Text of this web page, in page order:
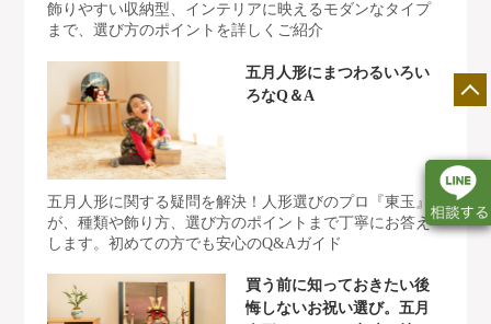
飾りやすい収納型、インテリアに映えるモダンなタイプ
まで、選び方のポイントを詳しくご紹介
五月人形にまつわるいろい
ろなQ＆A
五月人形に関する疑問を解決！人形選びのプロ『東玉』
が、種類や飾り方、選び方のポイントまで丁寧にお答え
します。初めての方でも安心のQ&Aガイド
買う前に知っておきたい後
悔しないお祝い選び。五月
店舗一覧 展示会情報 カタログ請求